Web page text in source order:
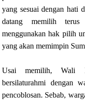
yang sesuai dengan hati
datang memilih terus
menggunakan hak pilih
yang akan memimpin
Usai memilih, Wali
bersilaturahmi dengan
pencoblosan. Sebab,